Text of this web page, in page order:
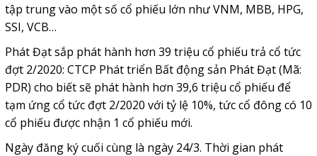
tập trung vào một số cổ phiếu lớn như VNM, MBB, HPG,
SSI, VCB…
Phát Đạt sắp phát hành hơn 39 triệu cổ phiếu trả cổ tức
đợt 2/2020: CTCP Phát triển Bất động sản Phát Đạt (Mã:
PDR) cho biết sẽ phát hành hơn 39,6 triệu cổ phiếu để
tạm ứng cổ tức đợt 2/2020 với tỷ lệ 10%, tức cổ đông có 10
cổ phiếu được nhận 1 cổ phiếu mới.
Ngày đăng ký cuối cùng là ngày 24/3. Thời gian phát